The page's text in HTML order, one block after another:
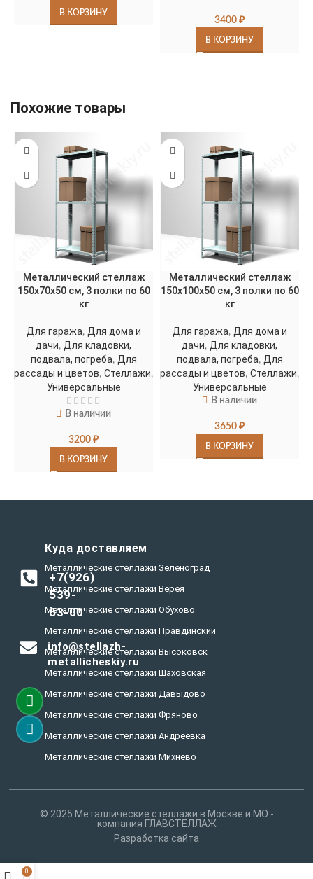
В КОРЗИНУ
3400 ₽
В КОРЗИНУ
Похожие товары
Металлический стеллаж
150х70х50 см, 3 полки по 60
кг
Для гаража, Для дома и
дачи, Для кладовки,
подвала, погреба, Для
рассады и цветов, Стеллажи,
Универсальные
В наличии
3200 ₽
В КОРЗИНУ
Металлический стеллаж
150х100х50 см, 3 полки по 60
кг
Для гаража, Для дома и
дачи, Для кладовки,
подвала, погреба, Для
рассады и цветов, Стеллажи,
Универсальные
В наличии
3650 ₽
В КОРЗИНУ
+7(926)
539-
63-00
info@stellazh-
metallicheskiy.ru
Куда доставляем
Металлические стеллажи Зеленоград
Металлические стеллажи Верея
Металлические стеллажи Обухово
Металлические стеллажи Правдинский
Металлические стеллажи Высоковск
Металлические стеллажи Шаховская
Металлические стеллажи Давыдово
Металлические стеллажи Фряново
Металлические стеллажи Андреевка
Металлические стеллажи Михнево
Металлические стеллажи Некрасовский
Металлические стеллажи Ильинский
Металлические стеллажи Запрудня
© 2025 Металлические стеллажи в Москве и МО -
компания ГЛАВСТЕЛЛАЖ
Разработка сайта
0